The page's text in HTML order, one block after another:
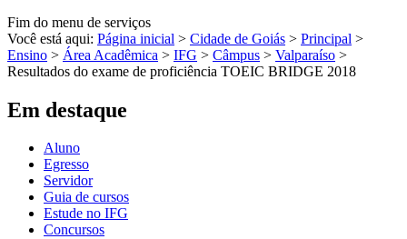
Fim do menu de serviços
Você está aqui: Página inicial > Cidade de Goiás > Principal >
Ensino > Área Acadêmica > IFG > Câmpus > Valparaíso >
Resultados do exame de proficiência TOEIC BRIDGE 2018
Em destaque
Aluno
Egresso
Servidor
Guia de cursos
Estude no IFG
Concursos